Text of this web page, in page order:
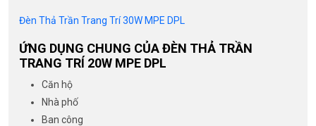
Đèn Thả Trần Trang Trí 30W MPE DPL
ỨNG DỤNG CHUNG CỦA ĐÈN THẢ TRẦN
TRANG TRÍ 20W MPE DPL
Căn hộ
Nhà phố
Ban công